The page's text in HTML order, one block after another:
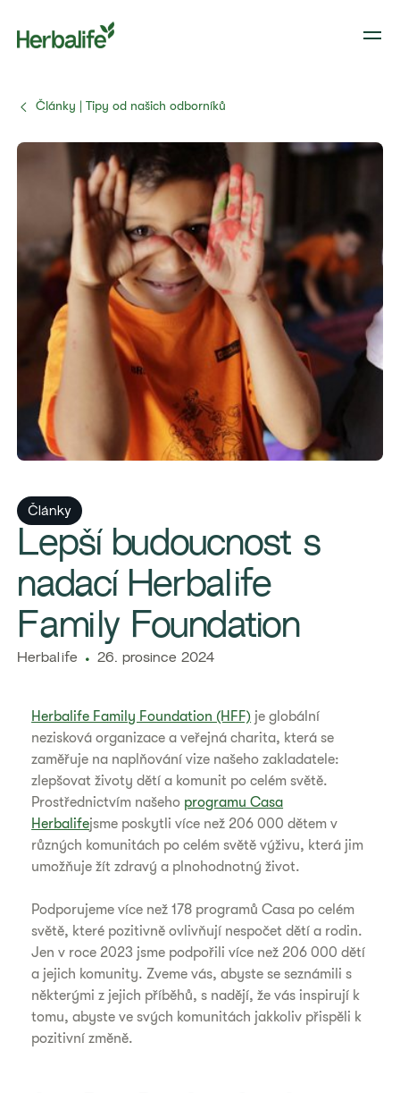
Články | Tipy od našich odborníků
Články
Lepší budoucnost s
nadací Herbalife
Family Foundation
Herbalife 26. prosince 2024
Herbalife Family Foundation (HFF) je globální
nezisková organizace a veřejná charita, která se
zaměřuje na naplňování vize našeho zakladatele:
zlepšovat životy dětí a komunit po celém světě.
Prostřednictvím našeho programu Casa
Herbalifejsme poskytli více než 206 000 dětem v
různých komunitách po celém světě výživu, která jim
umožňuje žít zdravý a plnohodnotný život.
Podporujeme více než 178 programů Casa po celém
světě, které pozitivně ovlivňují nespočet dětí a rodin.
Jen v roce 2023 jsme podpořili více než 206 000 dětí
a jejich komunity. Zveme vás, abyste se seznámili s
některými z jejich příběhů, s nadějí, že vás inspirují k
tomu, abyste ve svých komunitách jakkoliv přispěli k
pozitivní změně.